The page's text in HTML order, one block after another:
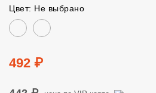
Цвет: Не выбрано
Цвет
Цена
492 ₽